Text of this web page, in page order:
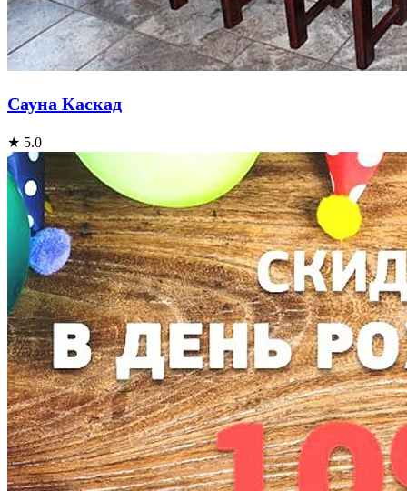
Сауна Каскад
★ 5.0